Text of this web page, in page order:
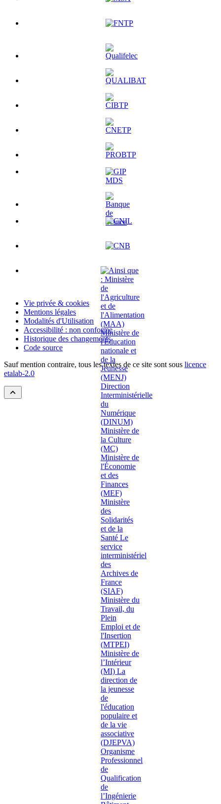
Vie privée & cookies
Mentions légales
Modalités d'Utilisation
Accessibilité : non conforme
Historique des changements
Code source
Sauf mention contraire, tous les textes de ce site sont sous licence
etalab-2.0